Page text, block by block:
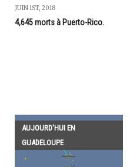
JUIN 1ST, 2018
4,645 morts à Puerto-Rico.
AUJOURD'HUI EN
GUADELOUPE